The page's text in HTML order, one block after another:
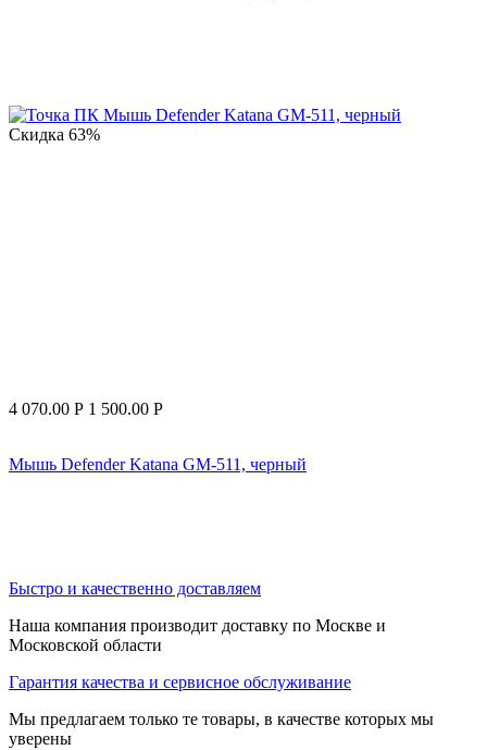
Скидка 63%
4 070.00 Р 1 500.00 Р
Мышь Defender Katana GM-511, черный
Быстро и качественно доставляем
Наша компания производит доставку по Москве и
Московской области
Гарантия качества и сервисное обслуживание
Мы предлагаем только те товары, в качестве которых мы
уверены